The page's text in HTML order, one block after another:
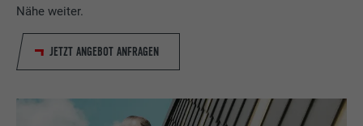
Nähe weiter.
JETZT ANGEBOT ANFRAGEN